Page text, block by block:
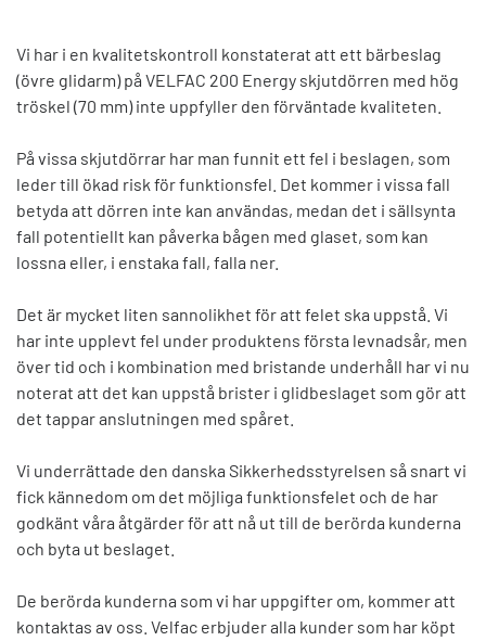
Vi har i en kvalitetskontroll konstaterat att ett bärbeslag
(övre glidarm) på VELFAC 200 Energy skjutdörren med hög
tröskel (70 mm) inte uppfyller den förväntade kvaliteten.
På vissa skjutdörrar har man funnit ett fel i beslagen, som
leder till ökad risk för funktionsfel. Det kommer i vissa fall
betyda att dörren inte kan användas, medan det i sällsynta
fall potentiellt kan påverka bågen med glaset, som kan
lossna eller, i enstaka fall, falla ner.
Det är mycket liten sannolikhet för att felet ska uppstå. Vi
har inte upplevt fel under produktens första levnadsår, men
över tid och i kombination med bristande underhåll har vi nu
noterat att det kan uppstå brister i glidbeslaget som gör att
det tappar anslutningen med spåret.
Vi underrättade den danska Sikkerhedsstyrelsen så snart vi
fick kännedom om det möjliga funktionsfelet och de har
godkänt våra åtgärder för att nå ut till de berörda kunderna
och byta ut beslaget.
De berörda kunderna som vi har uppgifter om, kommer att
kontaktas av oss. Velfac erbjuder alla kunder som har köpt